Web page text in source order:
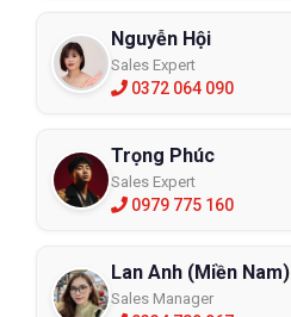
Nguyễn Hội
Sales Expert
0372 064 090
Trọng Phúc
Sales Expert
0979 775 160
Lan Anh (Miền Nam)
Sales Manager